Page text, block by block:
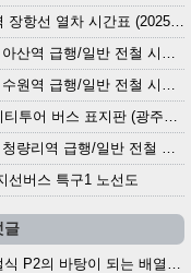
아산역 장항선 열차 시간표 (2025.12.30 기준) (무궁화호, ITX-마음, 새마을호, 서해금빛열차)
1호선 아산역 급행/일반 전철 시간표 (2025.12.30~)
1호선 수원역 급행/일반 전철 시간표 (2025.12.30~)
광주시티투어 버스 표지판 (광주역 정류장) (2024?)
1호선 청량리역 급행/일반 전철 시간표 · 노선도 (2025.12.30~)
선버스 특구1 노선도
글
신세벌식 P2의 바탕이 되는 배열이나 주요 기능...